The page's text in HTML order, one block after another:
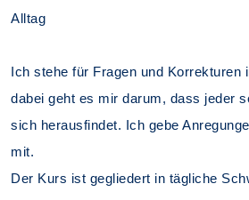
Alltag
Ich stehe für Fragen und Korrekturen
dabei geht es mir darum, dass jeder
sich herausfindet. Ich gebe
mit.
Der Kurs ist gegliedert in tägliche